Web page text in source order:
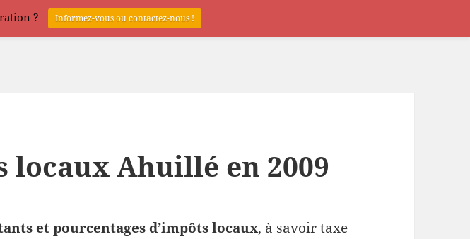
locaux Ahuillé en 2009
et pourcentages d’impôts locaux, à savoir taxe
? Informez-vous ou contactez-nous !